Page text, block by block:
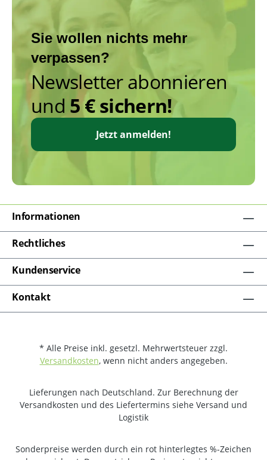
Sie wollen nichts mehr
verpassen?
Newsletter abonnieren
und 5 € sichern!
Jetzt anmelden!
Informationen
Rechtliches
Kundenservice
Kontakt
* Alle Preise inkl. gesetzl. Mehrwertsteuer zzgl.
Versandkosten, wenn nicht anders angegeben.
Lieferungen nach Deutschland. Zur Berechnung der
Versandkosten und des Liefertermins siehe Versand und
Logistik
Sonderpreise werden durch ein rot hinterlegtes %-Zeichen